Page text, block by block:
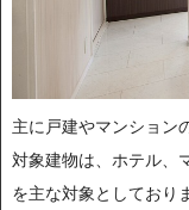
主に戸建やマンション
対象建物は、ホテル、
を主な対象としており